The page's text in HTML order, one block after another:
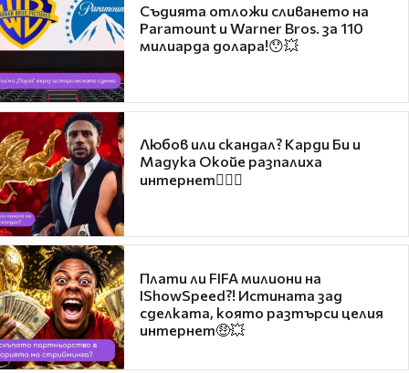
Съдията отложи сливането на
Paramount и Warner Bros. за 110
милиарда долара!😯💥
Любов или скандал? Карди Би и
Мадука Окойе разпалиха
интернет❤️‍🔥🔥
Плати ли FIFA милиони на
IShowSpeed?! Истината зад
сделката, която разтърси целия
интернет🤑💥